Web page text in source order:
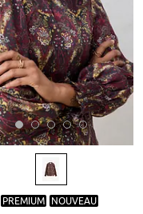
PREMIUM NOUVEAU